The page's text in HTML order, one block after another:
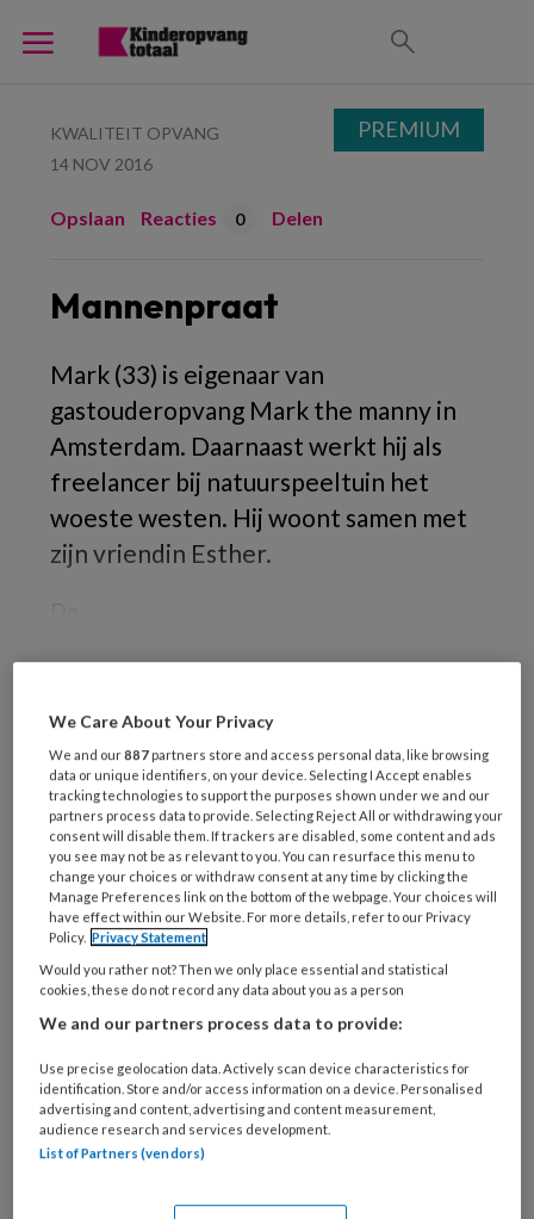
KWALITEIT OPVANG
14 NOV 2016
Opslaan Reacties 0 Delen
Mannenpraat
Mark (33) is eigenaar van
gastouderopvang Mark the manny in
Amsterdam. Daarnaast werkt hij als
freelancer bij natuurspeeltuin het
woeste westen. Hij woont samen met
zijn vriendin Esther.
REGISTREREN
Wil je dit artikel lezen?
Maak gratis een account aan en lees 2
artikelen gratis per maand
Al een account of abonnement?Log dan in
Wat
is
e-
mailadres?
* *
Kies
je
wachtwoord* *
PREMIUM
We Care About Your Privacy
We and our887 partners store and access personal data, like browsing
data or unique identifiers, on your device. Selecting I Accept enables
tracking technologies to support the purposes shown under we and our
partners process data to provide. Selecting Reject All or withdrawing your
consent will disable them. If trackers are disabled, some content and ads
you see may not be as relevant to you. You can resurface this menu to
change your choices or withdraw consent at any time by clicking the
Manage Preferences link on the bottom of the webpage. Your choices will
have effect within our Website. For more details, refer to our Privacy
Policy. Privacy Statement
Would you rather not? Then we only place essential and statistical
cookies, these do not record any data about you as a person
We and our partners process data to provide:
Use precise geolocation data. Actively scan device characteristics for
identification. Store and/or access information on a device. Personalised
advertising and content, advertising and content measurement,
audience research and services development.
List of Partners (vendors)